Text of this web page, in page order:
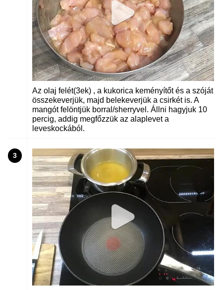
Az olaj felét(3ek) , a kukorica keményítőt és a szóját
összekeverjük, majd belekeverjük a csirkét is. A
mangót felöntjük borral/sherryvel. Állni hagyjuk 10
percig, addig megfőzzük az alaplevet a
leveskockából.
3